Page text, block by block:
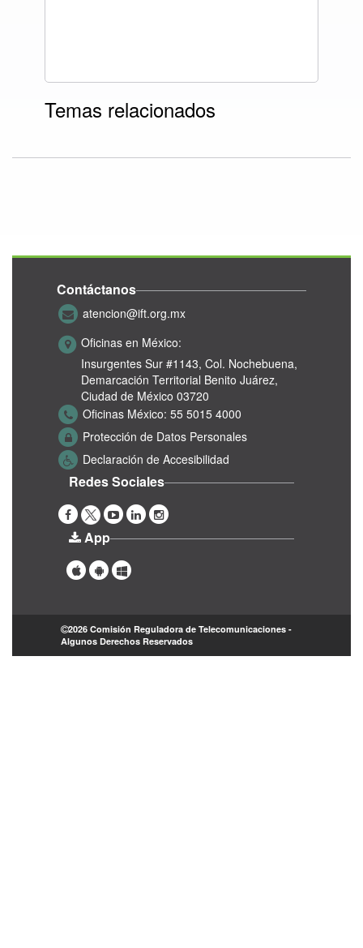
Temas relacionados
Contáctanos
atencion@ift.org.mx
Oficinas en México:
Insurgentes Sur #1143, Col. Nochebuena,
Demarcación Territorial Benito Juárez,
Ciudad de México 03720
Oficinas México: 55 5015 4000
Protección de Datos Personales
Declaración de Accesibilidad
Redes Sociales
App
2026 Comisión Reguladora de Telecomunicaciones -
Algunos Derechos Reservados